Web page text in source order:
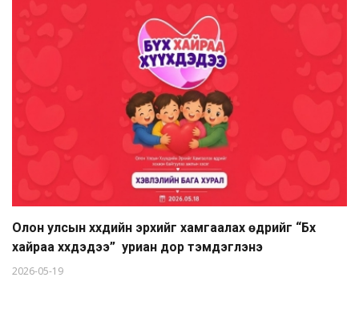
Олон улсын хүүхдийн эрхийг хамгаалах өдрийг “Бүх
хайраа хүүхдэдээ” уриан дор тэмдэглэнэ
2026-05-19